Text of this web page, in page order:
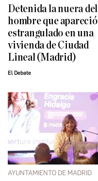
Detenida la nuera del
hombre que apareció
estrangulado en una
vivienda de Ciudad
Lineal (Madrid)
El Debate
AYUNTAMIENTO DE MADRID